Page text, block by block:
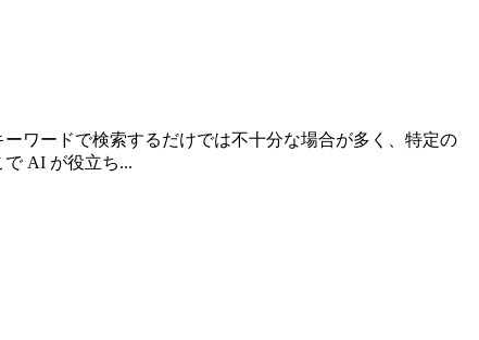
ワードで検索するだけでは不十分な場合が多く、特定の
AI が役立ち...